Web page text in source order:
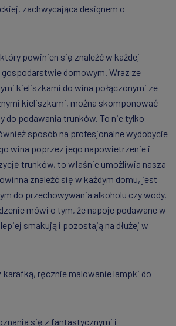
zachwycająca designem o
powinien się znaleźć w każdej
domowym. Wraz ze
kieliszkami do wina połączonymi ze
kieliszkami, można skomponować
do podawania trunków. To nie tylko
sposób na profesjonalne wydobycie
wina poprzez jego napowietrzenie i
trunków, to właśnie umożliwia nasza
znaleźć się w każdym domu, jest
do przechowywania alkoholu czy wody.
mówi o tym, że napoje podawane w
smakują i pozostają na dłużej w
karafką, ręcznie malowanie lampki do
się z fantastycznymi i